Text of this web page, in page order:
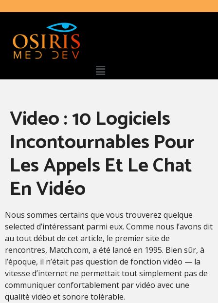
Video : 10 Logiciels
Incontournables Pour
Les Appels Et Le Chat
En Vidéo
Nous sommes certains que vous trouverez quelque
selected d’intéressant parmi eux. Comme nous l’avons dit
au tout début de cet article, le premier site de
rencontres, Match.com, a été lancé en 1995. Bien sûr, à
l’époque, il n’était pas question de fonction vidéo — la
vitesse d’internet ne permettait tout simplement pas de
communiquer confortablement par vidéo avec une
qualité vidéo et sonore tolérable.